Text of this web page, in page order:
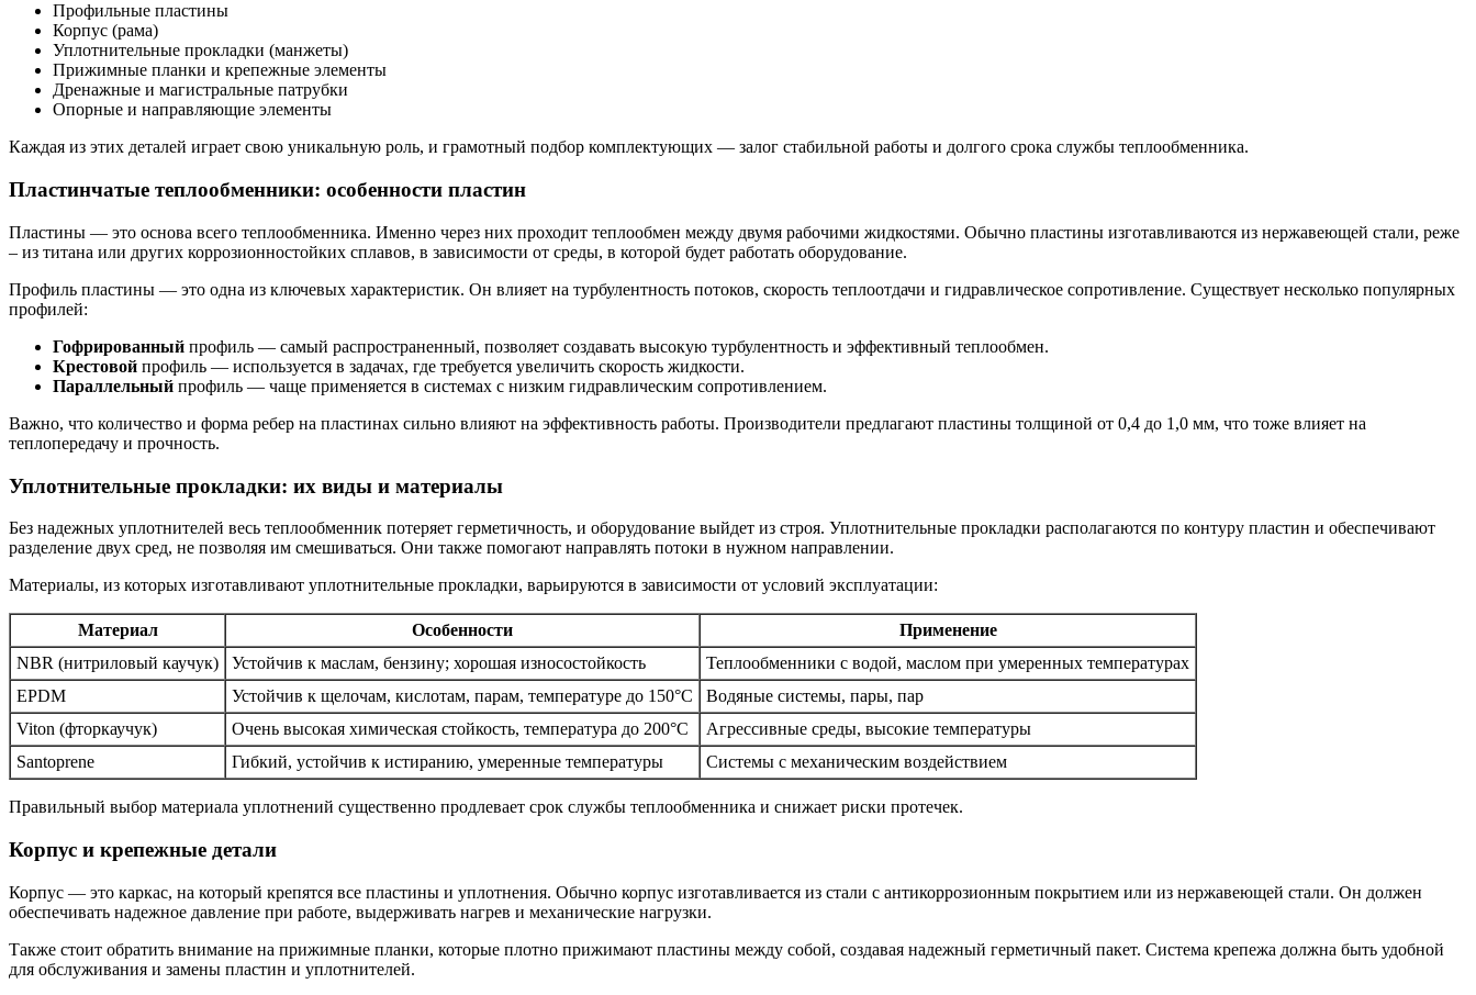
Профильные пластины
Корпус (рама)
Уплотнительные прокладки (манжеты)
Прижимные планки и крепежные элементы
Дренажные и магистральные патрубки
Опорные и направляющие элементы
Каждая из этих деталей играет свою уникальную роль, и грамотный подбор комплектующих — залог стабильной работы и долгого срока службы теплообменника.
Пластинчатые теплообменники: особенности пластин
Пластины — это основа всего теплообменника. Именно через них проходит теплообмен между двумя рабочими жидкостями. Обычно пластины изготавливаются из нержавеющей стали, реже
– из титана или других коррозионностойких сплавов, в зависимости от среды, в которой будет работать оборудование.
Профиль пластины — это одна из ключевых характеристик. Он влияет на турбулентность потоков, скорость теплоотдачи и гидравлическое сопротивление. Существует несколько популярных
профилей:
Гофрированный профиль — самый распространенный, позволяет создавать высокую турбулентность и эффективный теплообмен.
Крестовой профиль — используется в задачах, где требуется увеличить скорость жидкости.
Параллельный профиль — чаще применяется в системах с низким гидравлическим сопротивлением.
Важно, что количество и форма ребер на пластинах сильно влияют на эффективность работы. Производители предлагают пластины толщиной от 0,4 до 1,0 мм, что тоже влияет на
теплопередачу и прочность.
Уплотнительные прокладки: их виды и материалы
Без надежных уплотнителей весь теплообменник потеряет герметичность, и оборудование выйдет из строя. Уплотнительные прокладки располагаются по контуру пластин и обеспечивают
разделение двух сред, не позволяя им смешиваться. Они также помогают направлять потоки в нужном направлении.
Материалы, из которых изготавливают уплотнительные прокладки, варьируются в зависимости от условий эксплуатации:
Материал Особенности
Применение
NBR (нитриловый каучук)
Устойчив к маслам, бензину; хорошая износостойкость
Теплообменники с водой, маслом при умеренных температурах
EPDM
Устойчив к щелочам, кислотам, парам, температуре до 150°C
Водяные системы, пары, пар
Viton (фторкаучук)
Очень высокая химическая стойкость, температура до 200°C
Агрессивные среды, высокие температуры
Santoprene
Гибкий, устойчив к истиранию, умеренные температуры Системы с механическим воздействием
Правильный выбор материала уплотнений существенно продлевает срок службы теплообменника и снижает риски протечек.
Корпус и крепежные детали
Корпус — это каркас, на который крепятся все пластины и уплотнения. Обычно корпус изготавливается из стали с антикоррозионным покрытием или из нержавеющей стали. Он должен
обеспечивать надежное давление при работе, выдерживать нагрев и механические нагрузки.
Также стоит обратить внимание на прижимные планки, которые плотно прижимают пластины между собой, создавая надежный герметичный пакет. Система крепежа должна быть удобной
для обслуживания и замены пластин и уплотнителей.